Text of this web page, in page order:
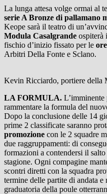
La lunga attesa volge ormai al
serie A Bronze di pallamano
Keope sarà il teatro di
Modula Casalgrande ospiterà
fischio d’inizio fissato per le
Arbitri Della Fonte e Sclano.
Kevin Ricciardo, portiere della
LA FORMULA. L’imminente
rammentare la formula del
Dopo la conclusione delle 14
prime 2 classificate saranno
promozione con le 2 squadre
due raggruppamenti: di
formazioni a contendersi il
stagione. Ogni compagine
scontri diretti con la squadra
termine delle partite di andata
graduatoria della poule